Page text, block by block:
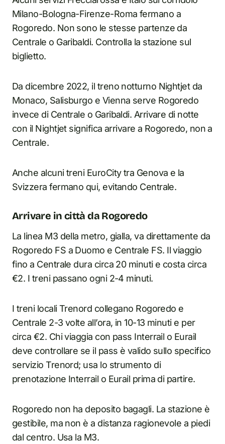
Milano-Bologna-Firenze-Roma fermano a
Rogoredo. Non sono le stesse partenze da
Centrale o Garibaldi. Controlla la stazione sul
biglietto.
Da dicembre 2022, il treno notturno Nightjet da
Monaco, Salisburgo e Vienna serve Rogoredo
invece di Centrale o Garibaldi. Arrivare di notte
con il Nightjet significa arrivare a Rogoredo, non a
Centrale.
Anche alcuni treni EuroCity tra Genova e la
Svizzera fermano qui, evitando Centrale.
Arrivare in città da Rogoredo
La linea M3 della metro, gialla, va direttamente da
Rogoredo FS a Duomo e Centrale FS. Il viaggio
fino a Centrale dura circa 20 minuti e costa circa
€2. I treni passano ogni 2-4 minuti.
I treni locali Trenord collegano Rogoredo e
Centrale 2-3 volte all’ora, in 10-13 minuti e per
circa €2. Chi viaggia con pass Interrail o Eurail
deve controllare se il pass è valido sullo specifico
servizio Trenord; usa lo strumento di
prenotazione Interrail o Eurail prima di partire.
Rogoredo non ha deposito bagagli. La stazione è
gestibile, ma non è a distanza ragionevole a piedi
dal centro. Usa la M3.